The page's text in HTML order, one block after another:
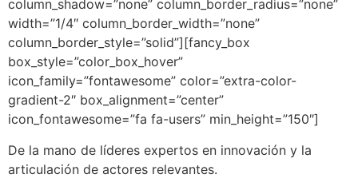
column_shadow=”none” column_border_radius=”none”
width=”1/4″ column_border_width=”none”
column_border_style=”solid”][fancy_box
box_style=”color_box_hover”
icon_family=”fontawesome” color=”extra-color-
gradient-2″ box_alignment=”center”
icon_fontawesome=”fa fa-users” min_height=”150″]
De la mano de líderes expertos en innovación y la
articulación de actores relevantes.